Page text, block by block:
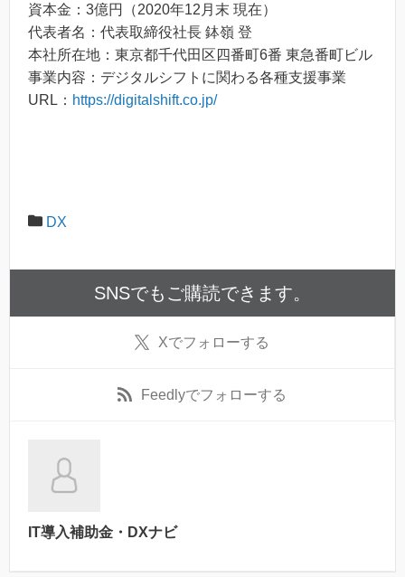
資本金：3億円（2020年12月末 現在）
代表者名：代表取締役社長 鉢嶺 登
本社所在地：東京都千代田区四番町6番 東急番町ビル
事業内容：デジタルシフトに関わる各種支援事業
URL： https://digitalshift.co.jp/
DX
SNSでもご購読できます。
Xでフォローする
Feedlyでフォローする
IT導入補助金・DXナビ